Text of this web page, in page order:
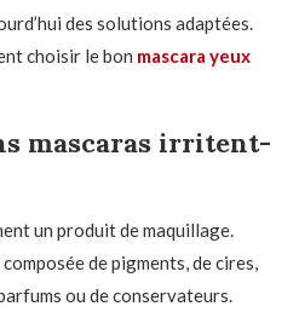
des solutions adaptées.
choisir le bon mascara yeux
mascaras irritent-
un produit de maquillage.
de pigments, de cires,
ou de conservateurs.